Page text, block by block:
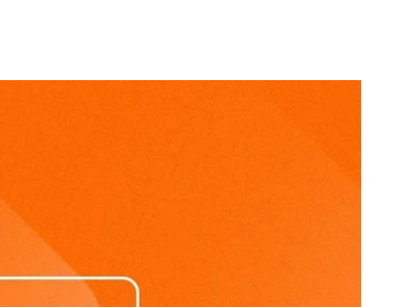
Підозрюваний у його вбивстві
на Донеччині. росіяни уночі
Юлія Тимошенко, лідер
Ради Руслан Стефанчук та інші.